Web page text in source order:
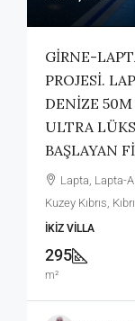
GİRNE-
PROJESİ.
DENİZE
ULTRA
BAŞLAYAN
Lapta, Lapta-
Kuzey Kıbrıs,
İKIZ VILLA
295
m²